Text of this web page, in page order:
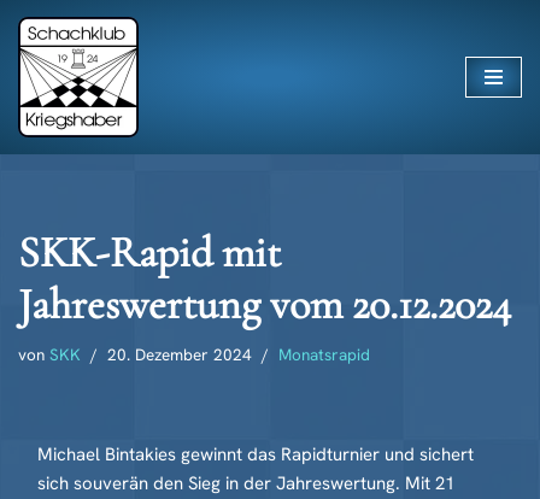
Zum
Inhalt
springen
SKK-Rapid mit
Jahreswertung vom 20.12.2024
von SKK 20. Dezember 2024 Monatsrapid
Michael Bintakies gewinnt das Rapidturnier und sichert
sich souverän den Sieg in der Jahreswertung. Mit 21